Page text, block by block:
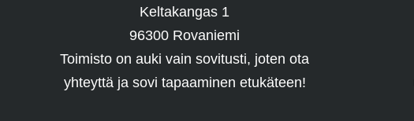
Keltakangas 1
96300 Rovaniemi
Toimisto on auki vain sovitusti, joten ota
yhteyttä ja sovi tapaaminen etukäteen!